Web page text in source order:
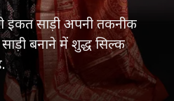
इकत साड़ी अपनी तकनीक
बनाने में शुद्ध सिल्क